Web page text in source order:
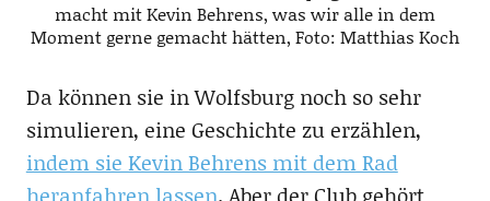
macht mit Kevin Behrens, was wir alle in dem
Moment gerne gemacht hätten, Foto: Matthias Koch
Da können sie in Wolfsburg noch so sehr
simulieren, eine Geschichte zu erzählen,
indem sie Kevin Behrens mit dem Rad
heranfahren lassen. Aber der Club gehört